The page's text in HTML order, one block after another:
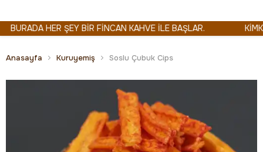
HER ŞEY BİR FİNCAN KAHVE İLE BAŞLAR.
Anasayfa Kuruyemiş Soslu Çubuk Cips